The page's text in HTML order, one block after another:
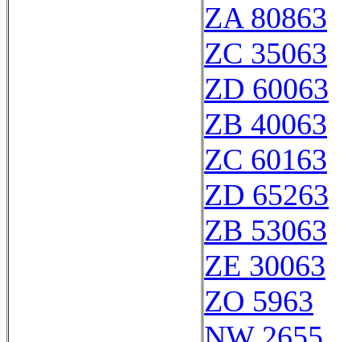
ZA 80863
ZC 35063
ZD 60063
ZB 40063
ZC 60163
ZD 65263
ZB 53063
ZE 30063
ZO 5963